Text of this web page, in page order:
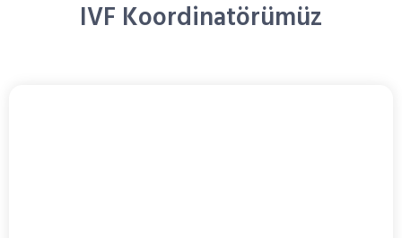
IVF Koordinatörümüz